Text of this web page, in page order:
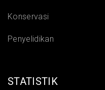
Konservasi
Penyelidikan
STATISTIK